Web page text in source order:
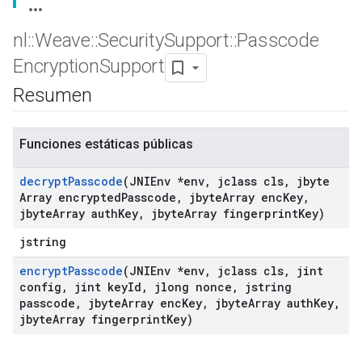
nl ::Weave::SecuritySupport::Passcode
EncryptionSupport
Resumen
Funciones estáticas públicas
decryptPasscode(JNIEnv *env, jclass cls,
jbyte
Array encryptedPasscode , jbyteArray encKey,
jbyteArray authKey, jbyteArray fingerprintKey)
jstring
encryptPasscode(JNIEnv *env, jclass cls,
jint
config , jint keyId , jlong nonce ,
jstring
passcode , jbyteArray encKey, jbyteArray authKey,
jbyteArray fingerprintKey)